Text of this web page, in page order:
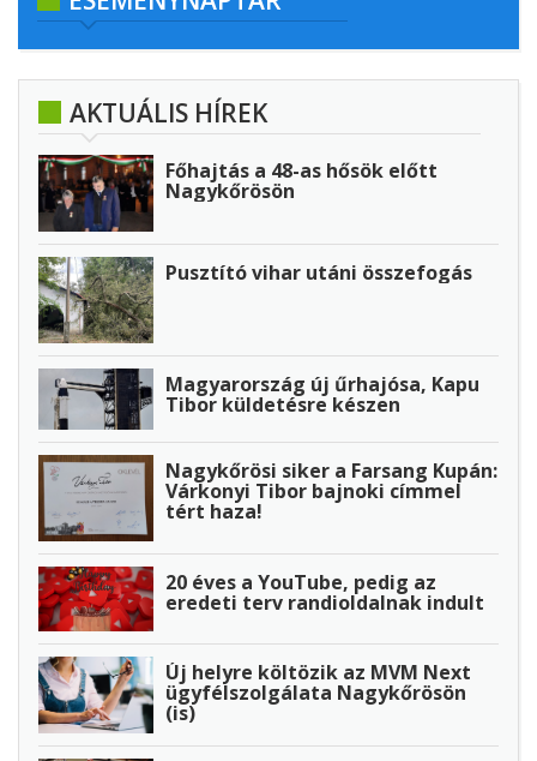
AKTUÁLIS HÍREK
Főhajtás a 48-as hősök előtt
Nagykőrösön
Pusztító vihar utáni összefogás
Magyarország új űrhajósa, Kapu
Tibor küldetésre készen
Nagykőrösi siker a Farsang Kupán:
Várkonyi Tibor bajnoki címmel
tért haza!
20 éves a YouTube, pedig az
eredeti terv randioldalnak indult
Új helyre költözik az MVM Next
ügyfélszolgálata Nagykőrösön
(is)